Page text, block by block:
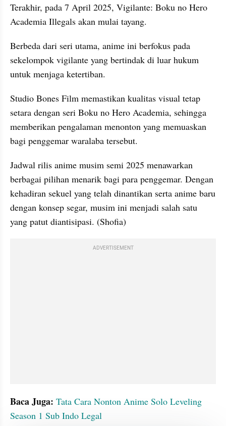
Terakhir, pada 7 April 2025, Vigilante: Boku no Hero
Academia Illegals akan mulai tayang.
Berbeda dari seri utama, anime ini berfokus pada
sekelompok vigilante yang bertindak di luar hukum
untuk menjaga ketertiban.
Studio Bones Film memastikan kualitas visual tetap
setara dengan seri Boku no Hero Academia, sehingga
memberikan pengalaman menonton yang memuaskan
bagi penggemar waralaba tersebut.
Jadwal rilis anime musim semi 2025 menawarkan
berbagai pilihan menarik bagi para penggemar. Dengan
kehadiran sekuel yang telah dinantikan serta anime baru
dengan konsep segar, musim ini menjadi salah satu
yang patut diantisipasi. (Shofia)
ADVERTISEMENT
Baca Juga: Tata Cara Nonton Anime Solo Leveling
Season 1 Sub Indo Legal